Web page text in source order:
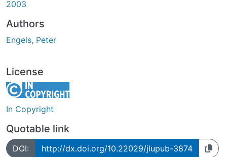
2003
Authors
Engels, Peter
License
In Copyright
Quotable link
DOI: http://dx.doi.org/10.22029/jlupub-3874